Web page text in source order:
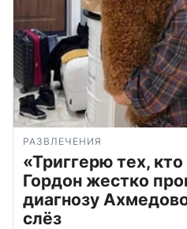
РАЗВЛЕЧЕНИЯ
«Триггерю тех,
Гордон жестко
диагнозу
слёз